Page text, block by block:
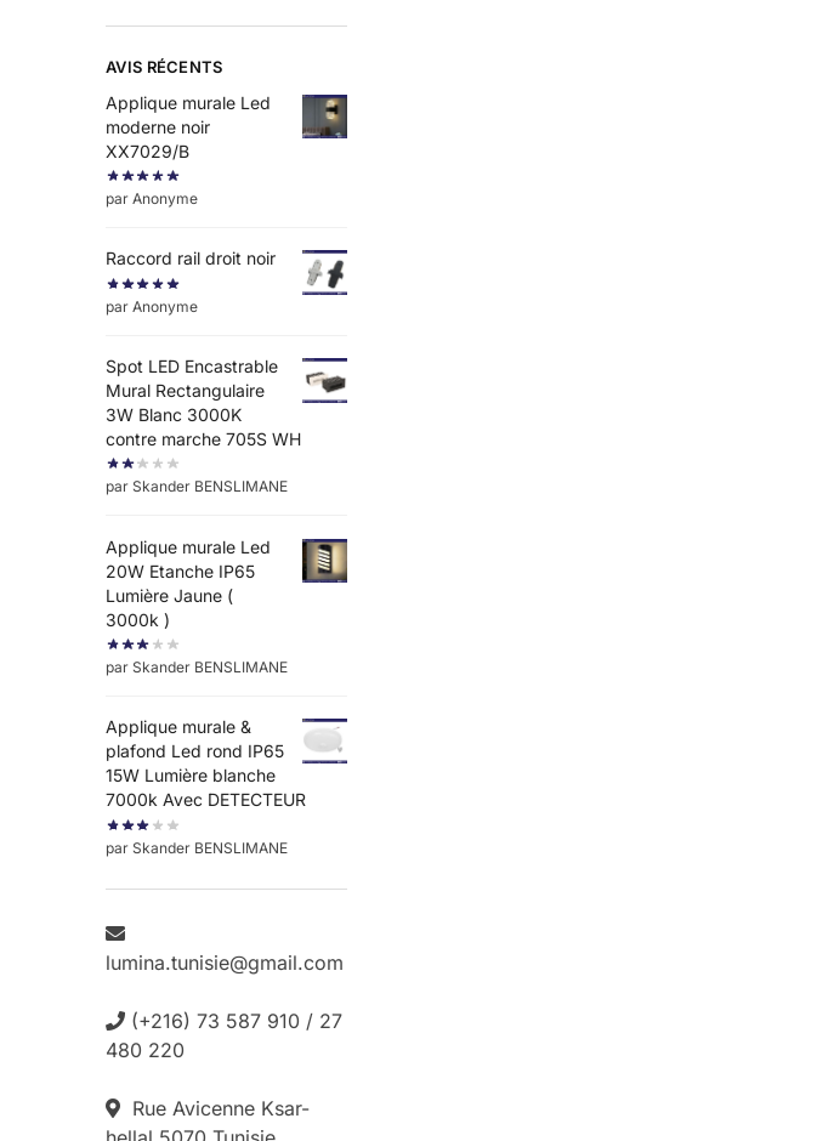
AVIS RÉCENTS
Applique murale Led
moderne noir
XX7029/B
par Anonyme
Raccord rail droit noir
par Anonyme
Spot LED Encastrable
Mural Rectangulaire
3W Blanc 3000K
contre marche 705S WH
par Skander BENSLIMANE
Applique murale Led
20W Etanche IP65
Lumière Jaune (
3000k )
par Skander BENSLIMANE
Applique murale &
plafond Led rond IP65
15W Lumière blanche
7000k Avec DETECTEUR
par Skander BENSLIMANE
lumina.tunisie@gmail.com
(+216) 73 587 910 / 27
480 220
Rue Avicenne Ksar-